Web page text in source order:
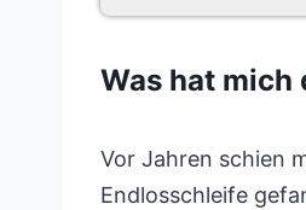
Was hat mich
Vor Jahren schien
Endlosschleife